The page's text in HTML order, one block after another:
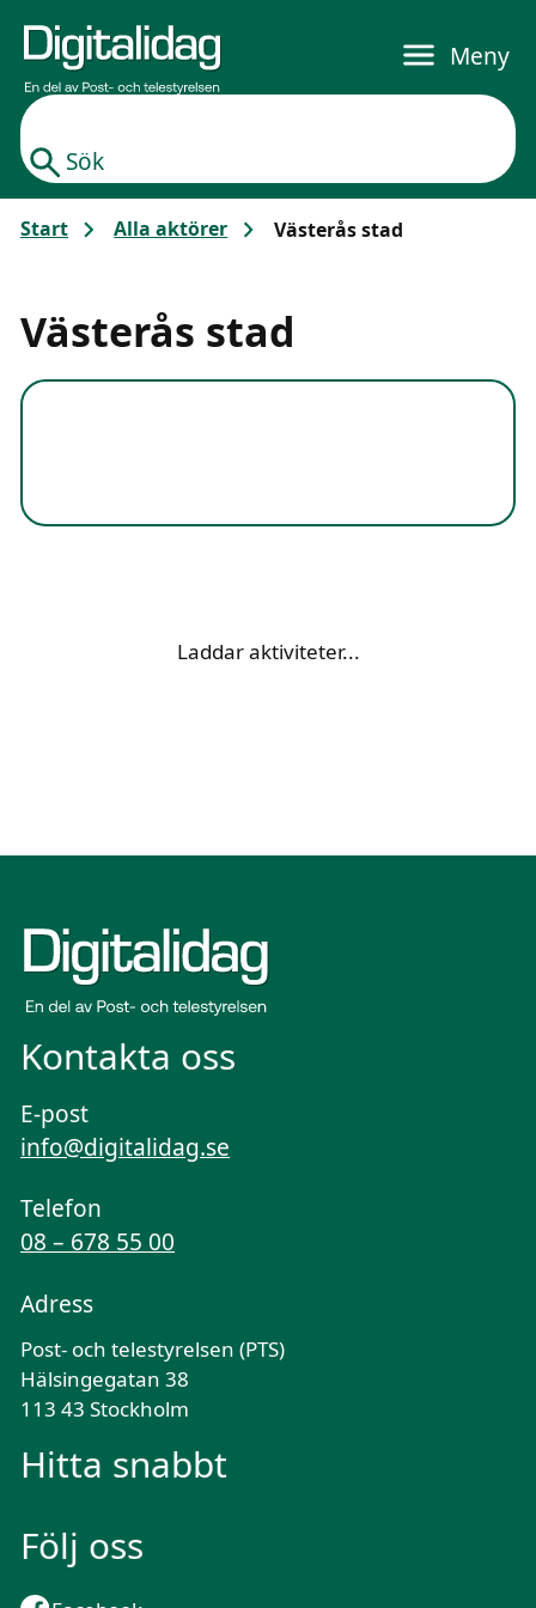
Sök
Meny
Start Alla aktörer Västerås stad
Västerås stad
Laddar aktiviteter...
Kontakta oss
E-post
info@digitalidag.se
Telefon
08 – 678 55 00
Adress
Post- och telestyrelsen (PTS)
Hälsingegatan 38
113 43 Stockholm
Hitta snabbt
Följ oss